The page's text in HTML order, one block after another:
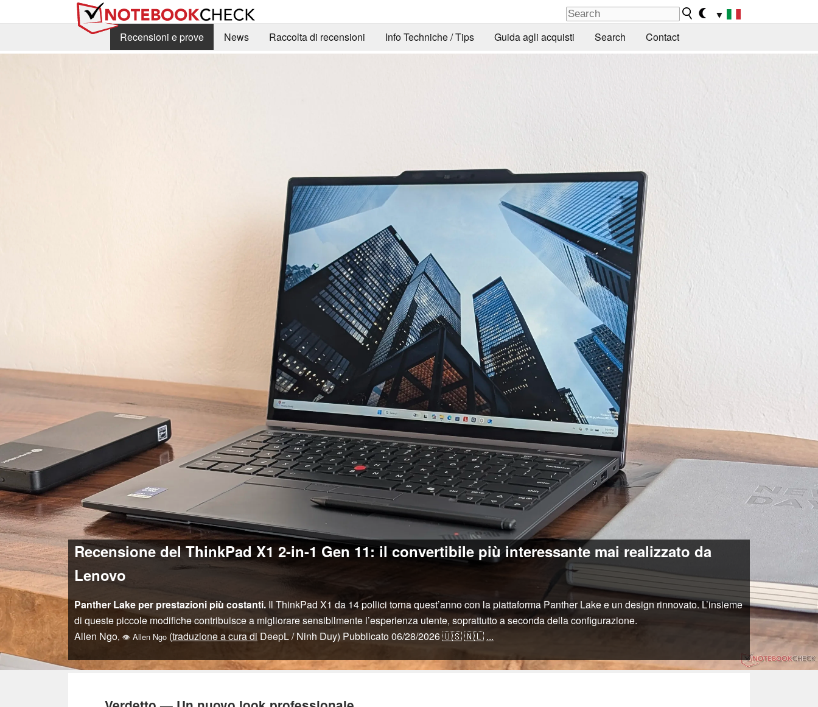
▼
Recensioni e prove
News Raccolta di recensioni Info Techniche / Tips Guida agli acquisti Search Contact
Recensione del ThinkPad X1 2-in-1 Gen 11: il convertibile più interessante mai realizzato da
Lenovo
Panther Lake per prestazioni più costanti. Il ThinkPad X1 da 14 pollici torna quest’anno con la piattaforma Panther Lake e un design rinnovato. L’insieme
di queste piccole modifiche contribuisce a migliorare sensibilmente l’esperienza utente, soprattutto a seconda della configurazione.
Allen Ngo, 👁 Allen Ngo (traduzione a cura di DeepL / Ninh Duy) Pubblicato06/28/2026🇺🇸🇳🇱 ...